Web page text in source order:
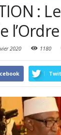
:
2020 1180